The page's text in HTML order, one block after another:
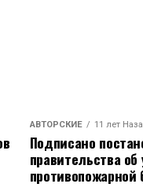
АВТОРСКИЕ 11 лет
Подписано
правительства
противопожарной